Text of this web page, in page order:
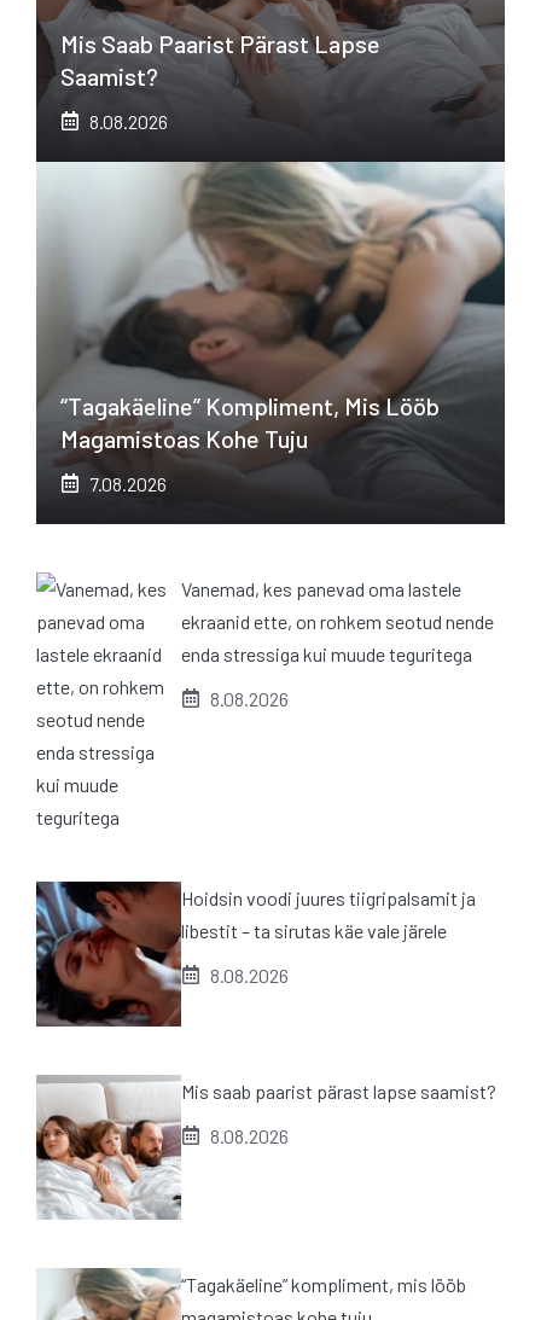
Mis Saab Paarist Pärast Lapse
Saamist?
8.08.2026
“Tagakäeline” Kompliment, Mis Lööb
Magamistoas Kohe Tuju
7.08.2026
Vanemad, kes panevad oma lastele
ekraanid ette, on rohkem seotud nende
enda stressiga kui muude teguritega
8.08.2026
Hoidsin voodi juures tiigripalsamit ja
libestit – ta sirutas käe vale järele
8.08.2026
Mis saab paarist pärast lapse saamist?
8.08.2026
“Tagakäeline” kompliment, mis lööb